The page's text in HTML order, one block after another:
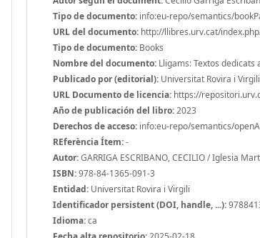
Tipo de documento: info:eu-repo/semantics/
URL del documento: http://llibres.urv.cat/
Tipo de documento: Books
Nombre del documento: Lligams: Textos
Publicado por (editorial): Universitat Rovira i
URL Documento de licencia: https://
Año de publicación del libro:2023
Derechos de acceso: info:eu-repo/semantics/
REferència Ítem:-
Autor:GARRIGA ESCRIBANO, CECILIO / Iglesia
ISBN:978-84-1365-091-3
Entidad: Universitat Rovira i Virgili
Identificador persistent (DOI, handle, ...):
Idioma:ca